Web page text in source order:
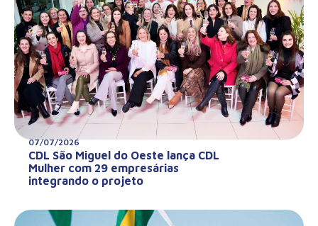
07/07/2026
CDL São Miguel do Oeste lança CDL
Mulher com 29 empresárias
integrando o projeto